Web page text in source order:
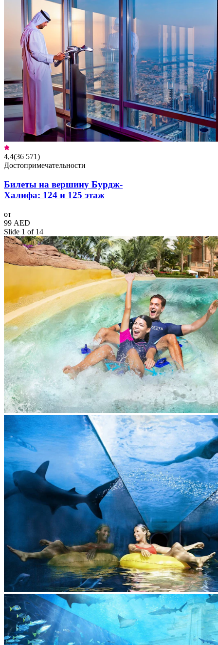
4,4(36 571)
Достопримечательности
Билеты на вершину Бурдж-
Халифа: 124 и 125 этаж
от
99 AED
Slide 1 of 14